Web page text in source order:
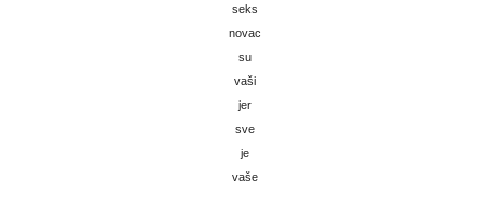
seks
novac
su
vaši
jer
sve
je
vaše